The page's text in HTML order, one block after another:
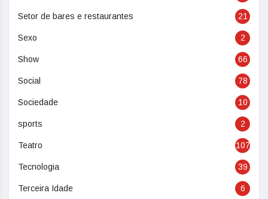
Setor de bares e restaurantes 21
Sexo 2
Show 66
Social 78
Sociedade 10
sports 2
Teatro 107
Tecnologia 39
Terceira Idade 6